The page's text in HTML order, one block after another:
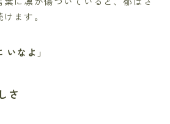
ます。
いなよ」
さ